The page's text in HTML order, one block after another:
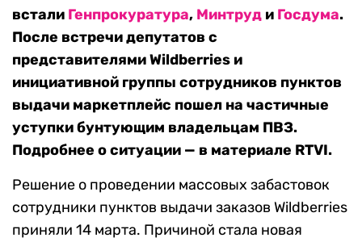
встали Генпрокуратура, Минтруд и Госдума.
После встречи депутатов с
представителями Wildberries и
инициативной группы сотрудников пунктов
выдачи маркетплейс пошел на частичные
уступки бунтующим владельцам ПВЗ.
Подробнее о ситуации — в материале RTVI.
Решение о проведении массовых забастовок
сотрудники пунктов выдачи заказов Wildberries
приняли 14 марта. Причиной стала новая